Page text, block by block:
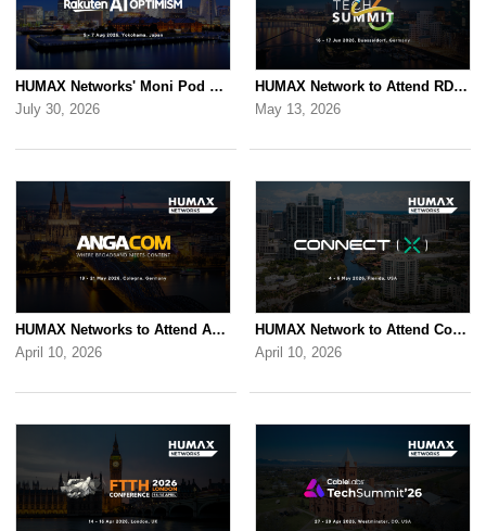
HUMAX Networks' Moni Pod will be showcased at Rakuten AI Optimism 2026
July 30, 2026
HUMAX Network to Attend RDK Tech Summit 2026 in Duesseldorf
May 13, 2026
HUMAX Networks to Attend ANGA COM 2026
April 10, 2026
HUMAX Network to Attend Connect (X) 2026
April 10, 2026